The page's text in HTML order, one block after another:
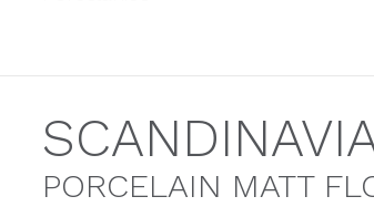
PORCELAIN MATT